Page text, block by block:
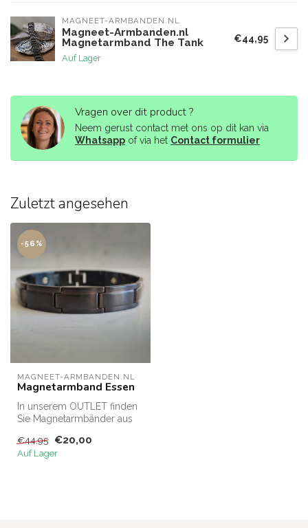
MAGNEET-ARMBANDEN.NL
Magneet-Armbanden.nl
Magnetarmband The Tank
Auf Lager
€44,95
Vragen over dit product ?
Neem gerust contact met ons op dit kan via
Whatsapp of via het Contact formulier
Zuletzt angesehen
-56%
MAGNEET-ARMBANDEN.NL
Magnetarmband Essen
In unserem OUTLET finden
Sie Magnetarmbänder aus
reduzier...
€44,95 €20,00
Auf Lager